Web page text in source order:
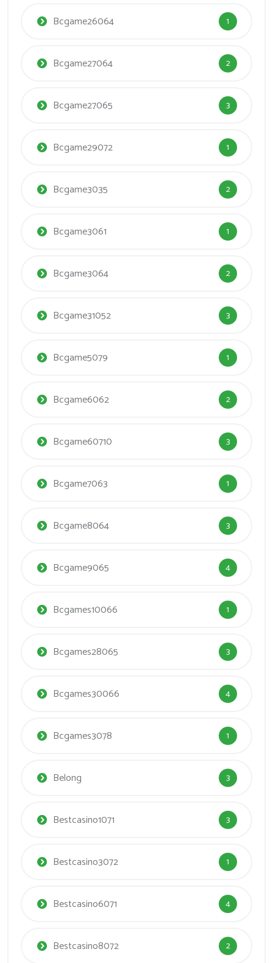
Bcgame26064 1
Bcgame27064 2
Bcgame27065 3
Bcgame29072 1
Bcgame3035 2
Bcgame3061 1
Bcgame3064 2
Bcgame31052 3
Bcgame5079 1
Bcgame6062 2
Bcgame60710 3
Bcgame7063 1
Bcgame8064 3
Bcgame9065 4
Bcgames10066 1
Bcgames28065 3
Bcgames30066 4
Bcgames3078 1
Belong 3
Bestcasino1071 3
Bestcasino3072 1
Bestcasino6071 4
Bestcasino8072 2